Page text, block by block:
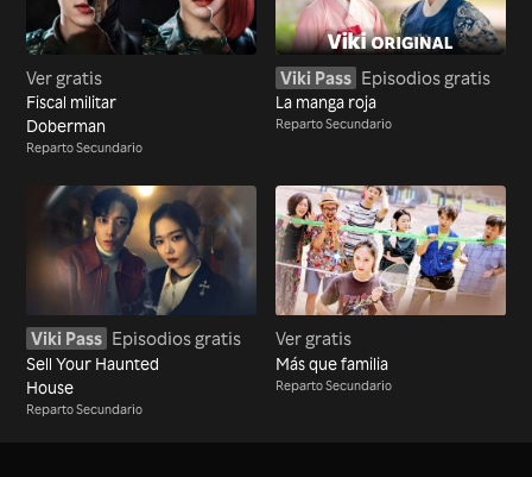
Ver gratis
Fiscal militar
Doberman
Reparto Secundario
Viki Pass Episodios gratis
La manga roja
Reparto Secundario
Viki Pass Episodios gratis
Sell Your Haunted
House
Reparto Secundario
Ver gratis
Más que familia
Reparto Secundario